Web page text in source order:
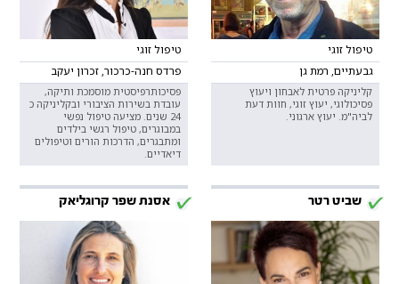
טיפול זוגי
גבעתיים, רמת גן
קליניקה פרטית לאבחון ויעוץ
פסיכולוגי, יעוץ זוגי, חוות דעת
לביה"מ. יעוץ ארגוני.
טיפול זוגי
פרדס חנה-כרכור, זכרון יעקב
פסיכותרפיסטית מוסמכת ותיקה,
עובדת בשירות הציבורי ובקליניקה כ
24 שנים. מציעה טיפול נפשי
במבוגרים, טיפול רגשי בילדים
ומתבגרים, הדרכות הורים וטיפולים
דיאדיים.
שביט רטר אסנת שפר קרוגליאק